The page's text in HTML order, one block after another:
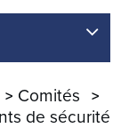
Comités
de sécurité